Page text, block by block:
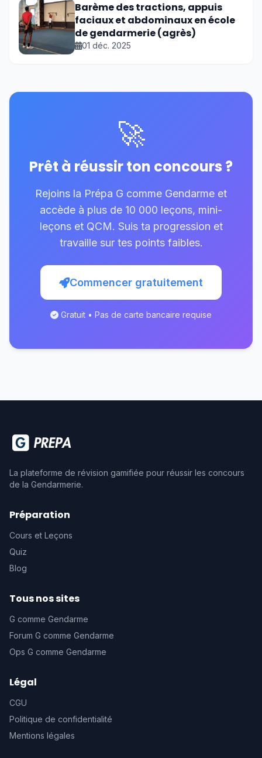
Barème des tractions, appuis
faciaux et abdominaux en école
de gendarmerie (agrès)
01 déc. 2025
🚀
Prêt à réussir ton concours ?
Rejoins la Prépa G comme Gendarme et
accède à plus de 10 000 leçons, mini-
leçons et QCM. Suis ta progression et
travaille sur tes points faibles.
Commencer gratuitement
Gratuit • Pas de carte bancaire requise
La plateforme de révision gamifiée pour réussir les concours
de la Gendarmerie.
Préparation
Cours et Leçons
Quiz
Blog
Tous nos sites
G comme Gendarme
Forum G comme Gendarme
Ops G comme Gendarme
Légal
CGU
Politique de confidentialité
Mentions légales